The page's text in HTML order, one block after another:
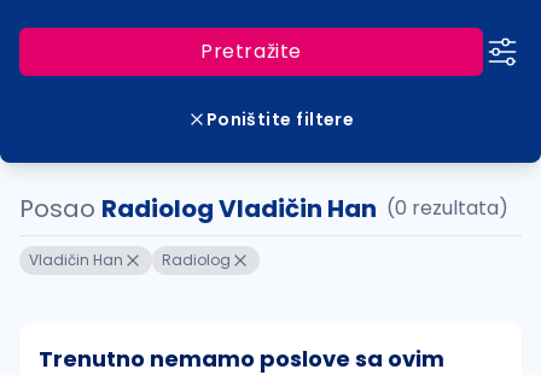
Pretražite
Poništite filtere
Posao Radiolog Vladičin Han (0 rezultata)
Vladičin Han Radiolog
Trenutno nemamo poslove sa ovim